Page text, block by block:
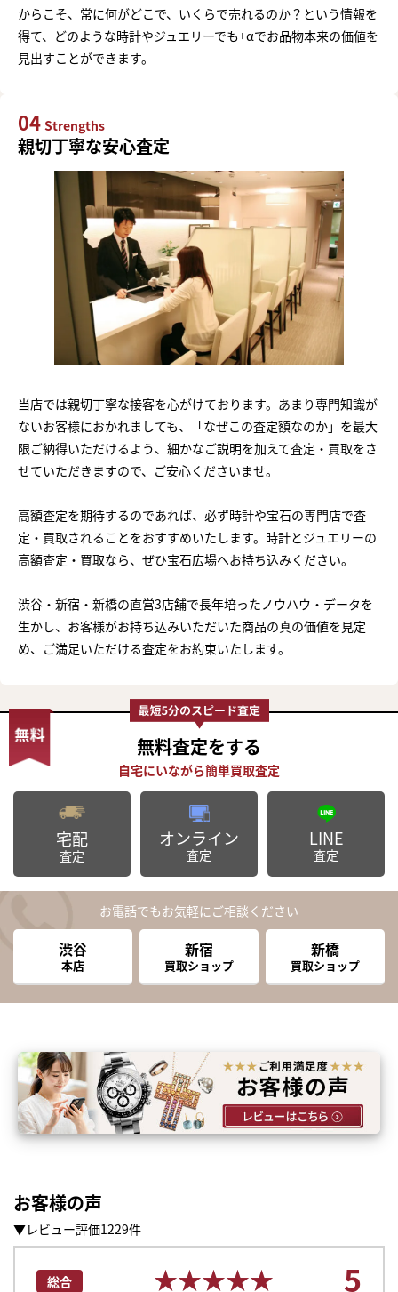
からこそ、常に何がどこで、いくらで売れるのか？という情報を
得て、どのような時計やジュエリーでも+αでお品物本来の価値を
見出すことができます。
04 Strengths
親切丁寧な安心査定
当店では親切丁寧な接客を心がけております。あまり専門知識が
ないお客様におかれましても、「なぜこの査定額なのか」を最大
限ご納得いただけるよう、細かなご説明を加えて査定・買取をさ
せていただきますので、ご安心くださいませ。
高額査定を期待するのであれば、必ず時計や宝石の専門店で査
定・買取されることをおすすめいたします。時計とジュエリーの
高額査定・買取なら、ぜひ宝石広場へお持ち込みください。
渋谷・新宿・新橋の直営3店舗で長年培ったノウハウ・データを
生かし、お客様がお持ち込みいただいた商品の真の価値を見定
め、ご満足いただける査定をお約束いたします。
無料査定をする
宅配
査定
オンライン
査定
LINE
査定
お電話でもお気軽にご相談ください
渋谷
本店
新宿
買取ショップ
新橋
買取ショップ
お客様の声
▼レビュー評価1229件
総合 ★★★★★
★★★★★ 5
まずは